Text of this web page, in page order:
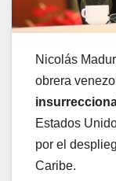
Nicolás
obrera
Estados
por el
Caribe.